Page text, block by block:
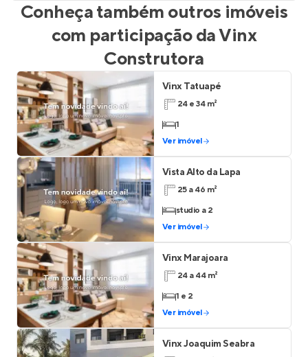
Conheça também outros imóveis
com participação daVinx
Construtora
Vinx Tatuapé
24 e 34 m²
1
Ver imóvel
Vista Alto da Lapa
25 a 46 m²
studio a 2
Ver imóvel
Vinx Marajoara
24 a 44 m²
1 e 2
Ver imóvel
Vinx Joaquim Seabra